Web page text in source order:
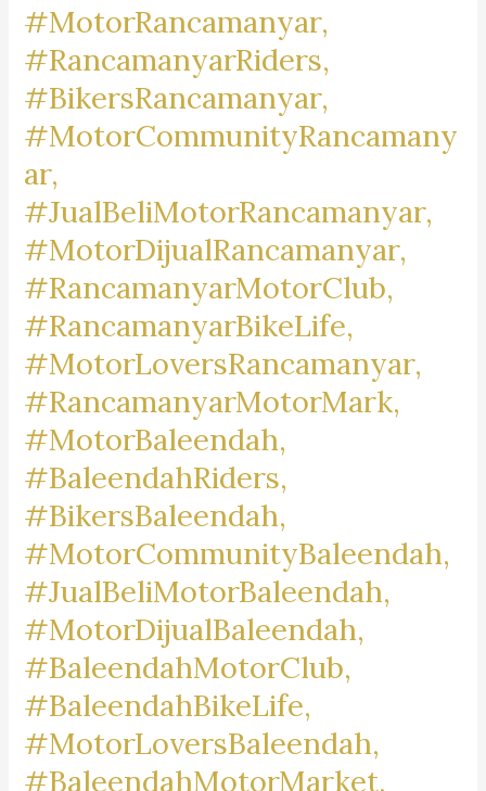
iur
N.
Supriatna., S.H., M.Hum.
–
Marpaung,
S.H.
M.H.
&
Partners
#MotorRancamanyar,
#RancamanyarRiders,
#BikersRancamanyar,
#MotorCommunityRancamany
ar,
#JualBeliMotorRancamanyar,
#MotorDijualRancamanyar,
#RancamanyarMotorClub,
#RancamanyarBikeLife,
#MotorLoversRancamanyar,
#RancamanyarMotorMark,
#MotorBaleendah,
#BaleendahRiders,
#BikersBaleendah,
#MotorCommunityBaleendah,
#JualBeliMotorBaleendah,
#MotorDijualBaleendah,
#BaleendahMotorClub,
#BaleendahBikeLife,
#MotorLoversBaleendah,
#BaleendahMotorMarket,